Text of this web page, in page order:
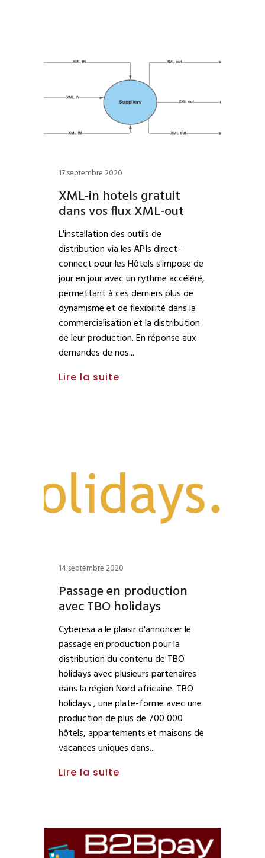
17 septembre 2020
XML-in hotels gratuit
dans vos flux XML-out
L'installation des outils de
distribution via les APIs direct-
connect pour les Hôtels s'impose de
jour en jour avec un rythme accéléré,
permettant à ces derniers plus de
dynamisme et de flexibilité dans la
commercialisation et la distribution
de leur production. En réponse aux
demandes de nos
Lire la suite
14 septembre 2020
Passage en production
avec TBO holidays
Cyberesa a le plaisir d'annoncer le
passage en production pour la
distribution du contenu de TBO
holidays avec plusieurs partenaires
dans la région Nord africaine. TBO
holidays , une plate-forme avec une
production de plus de 700 000
hôtels, appartements et maisons de
vacances uniques dans
Lire la suite